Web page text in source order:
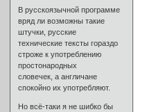
В русскоязычной программе
вряд ли возможны такие
штучки, русские
технические тексты гораздо
строже к употреблению
простонародных
словечек, а англичане
спокойно их употребляют.
Но всё-таки я не шибко бы